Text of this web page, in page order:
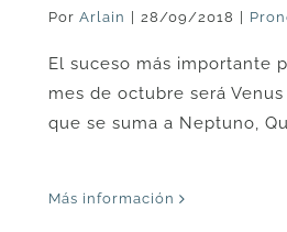
Por Arlain | 28/09/2018 |
El suceso más importante
mes de octubre será
que se suma a Neptuno,
Más información